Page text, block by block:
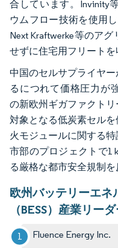
合しています。Invinity
ウムフロー技術を使用
Next Kraftwerke等のア
せずに住宅用フリートを
中国のセルサプライヤ
るにつれて価格圧力が
の新欧州ギガファクト
対象となる低炭素セル
火モジュールに関する
市部のプロジェクトで1
る厳格な都市安全規制を
欧州バッテリーエネ
（BESS）産業リー
Fluence Energy Inc.